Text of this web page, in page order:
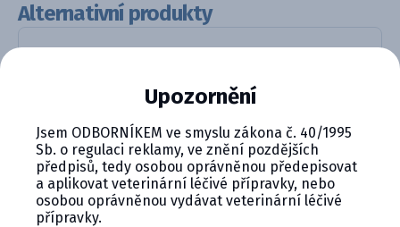
Alternativní produkty
Canihelmin plus 50 mg/144 mg/1...
Upozornění
Jsem ODBORNÍKEM ve smyslu zákona č. 40/1995
Sb. o regulaci reklamy, ve znění pozdějších
předpisů, tedy osobou oprávněnou předepisovat
a aplikovat veterinární léčivé přípravky, nebo
osobou oprávněnou vydávat veterinární léčivé
přípravky.